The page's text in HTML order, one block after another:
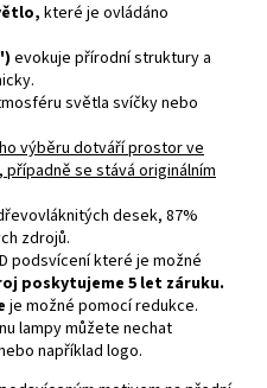
které je ovládáno
evokuje přírodní struktury a
světla svíčky nebo
výběru dotváří prostor ve
se stává originálním
desek, 87%
zdrojů.
podsvícení které je možné
poskytujeme 5 let záruku.
je možné pomocí redukce.
lampy můžete nechat
například logo.